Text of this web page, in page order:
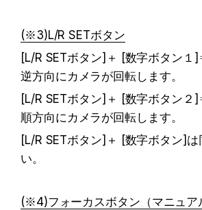
(※3)L/R SETボタン
[L/R SETボタン]＋ [数字ボタン
逆方向にカメラが回転します。
[L/R SETボタン]＋ [数字ボタン
順方向にカメラが回転します。
[L/R SETボタン]＋ [数字ボタン]は
い。
(※4)フォーカスボタン（マニュア